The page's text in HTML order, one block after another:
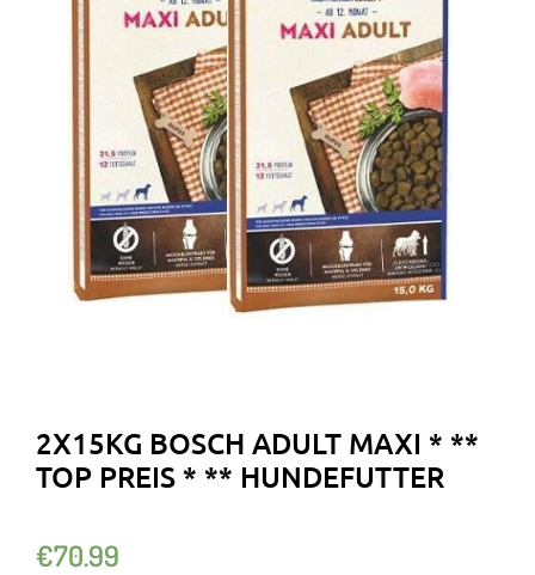
2X15KG BOSCH ADULT MAXI * **
TOP PREIS * ** HUNDEFUTTER
€70.99